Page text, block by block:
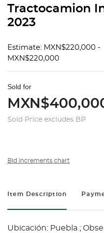
Tractocamion
2023
Estimate: MXN$220,000 -
MXN$220,000
Sold for
Sold Price excludes BP
Bid increments chart
Item Description
Ubicación: Puebla ;